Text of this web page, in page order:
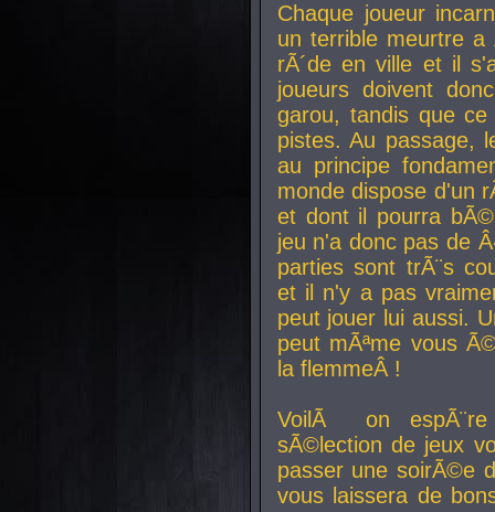
Chaque joueur
un terrible meurtre
rÃ´de en ville et il
joueurs doivent
garou, tandis que
pistes. Au passage,
au principe
monde dispose d'un
et dont il pourra
jeu n'a donc pas de
parties sont trÃ¨s
et il n'y a pas
peut jouer lui aussi.
peut mÃªme vous
la flemmeÂ !
VoilÃ on
sÃ©lection de jeux
passer une soirÃ©e
vous laissera de